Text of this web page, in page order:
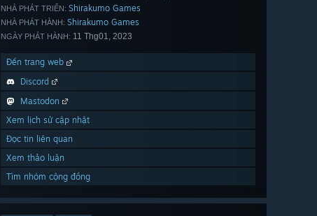
NHÀ PHÁT TRIỂN: Shirakumo Games
NHÀ PHÁT HÀNH: Shirakumo Games
NGÀY PHÁT HÀNH: 11 Thg01, 2023
Đến trang web
Discord
Mastodon
Xem lịch sử cập nhật
Đọc tin liên quan
Xem thảo luận
Tìm nhóm cộng đồng